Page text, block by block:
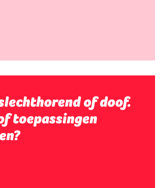
of doof.
toepassingen